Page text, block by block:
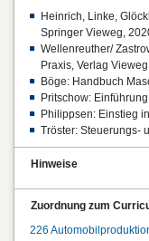
Heinrich, Linke,
Springer Vieweg,
Wellenreuther/
Praxis, Verlag
Böge: Handbuch
Pritschow:
Philippsen: Einstieg
Tröster: Steuerungs-
Hinweise
Zuordnung zum
226